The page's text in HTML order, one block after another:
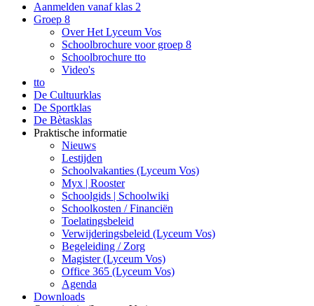
Aanmelden vanaf klas 2
Groep 8
Over Het Lyceum Vos
Schoolbrochure voor groep 8
Schoolbrochure tto
Video's
tto
De Cultuurklas
De Sportklas
De Bètasklas
Praktische informatie
Nieuws
Lestijden
Schoolvakanties (Lyceum Vos)
Myx | Rooster
Schoolgids | Schoolwiki
Schoolkosten / Financiën
Toelatingsbeleid
Verwijderingsbeleid (Lyceum Vos)
Begeleiding / Zorg
Magister (Lyceum Vos)
Office 365 (Lyceum Vos)
Agenda
Downloads